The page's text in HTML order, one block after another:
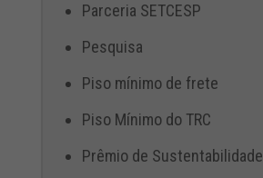
Parceria SETCESP
Pesquisa
Piso mínimo de frete
Piso Mínimo do TRC
Prêmio de Sustentabilidade